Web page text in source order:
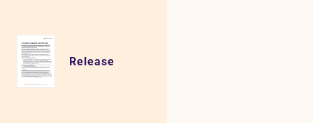
Release